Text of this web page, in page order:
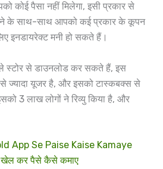
कोई पैसा नहीं मिलेगा, इसी प्रकार से
के साथ-साथ आपको कई प्रकार के कूपन
इनडायरेक्ट मनी हो सकते हैं।
स्टोर से डाउनलोड कर सकते हैं, इस
ज्यादा यूजर है, और इसको टास्कबक्स से
3 लाख लोगों ने रिव्यु किया है, और
App Se Paise Kaise Kamaye
कर पैसे कैसे कमाए